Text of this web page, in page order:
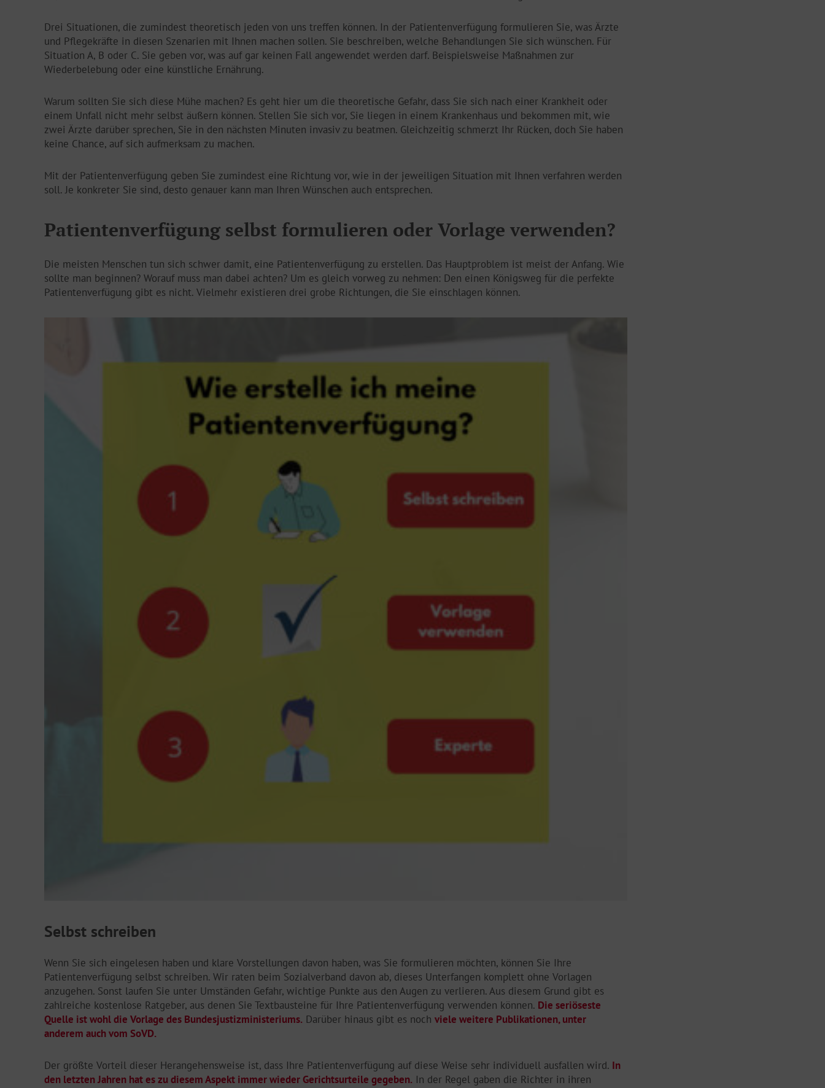
Drei Situationen, die zumindest theoretisch jeden von uns treffen können. In der Patientenverfügung formulieren Sie, was Ärzte
und Pflegekräfte in diesen Szenarien mit Ihnen machen sollen. Sie beschreiben, welche Behandlungen Sie sich wünschen. Für
Situation A, B oder C. Sie geben vor, was auf gar keinen Fall angewendet werden darf. Beispielsweise Maßnahmen zur
Wiederbelebung oder eine künstliche Ernährung.
Warum sollten Sie sich diese Mühe machen? Es geht hier um die theoretische Gefahr, dass Sie sich nach einer Krankheit oder
einem Unfall nicht mehr selbst äußern können. Stellen Sie sich vor, Sie liegen in einem Krankenhaus und bekommen mit, wie
zwei Ärzte darüber sprechen, Sie in den nächsten Minuten invasiv zu beatmen. Gleichzeitig schmerzt Ihr Rücken, doch Sie haben
keine Chance, auf sich aufmerksam zu machen.
Mit der Patientenverfügung geben Sie zumindest eine Richtung vor, wie in der jeweiligen Situation mit Ihnen verfahren werden
soll. Je konkreter Sie sind, desto genauer kann man Ihren Wünschen auch entsprechen.
Patientenverfügung selbst formulieren oder Vorlage verwenden?
Die meisten Menschen tun sich schwer damit, eine Patientenverfügung zu erstellen. Das Hauptproblem ist meist der Anfang. Wie
sollte man beginnen? Worauf muss man dabei achten? Um es gleich vorweg zu nehmen: Den einen Königsweg für die perfekte
Patientenverfügung gibt es nicht. Vielmehr existieren drei grobe Richtungen, die Sie einschlagen können.
Selbst schreiben
Wenn Sie sich eingelesen haben und klare Vorstellungen davon haben, was Sie formulieren möchten, können Sie Ihre
Patientenverfügung selbst schreiben. Wir raten beim Sozialverband davon ab, dieses Unterfangen komplett ohne Vorlagen
anzugehen. Sonst laufen Sie unter Umständen Gefahr, wichtige Punkte aus den Augen zu verlieren. Aus diesem Grund gibt es
zahlreiche kostenlose Ratgeber, aus denen Sie Textbausteine für Ihre Patientenverfügung verwenden können. Die seriöseste
Quelle ist wohl die Vorlage des Bundesjustizministeriums. Darüber hinaus gibt es noch viele weitere Publikationen, unter
anderem auch vom SoVD.
Der größte Vorteil dieser Herangehensweise ist, dass Ihre Patientenverfügung auf diese Weise sehr individuell ausfallen wird. In
den letzten Jahren hat es zu diesem Aspekt immer wieder Gerichtsurteile gegeben. In der Regel gaben die Richter in ihren